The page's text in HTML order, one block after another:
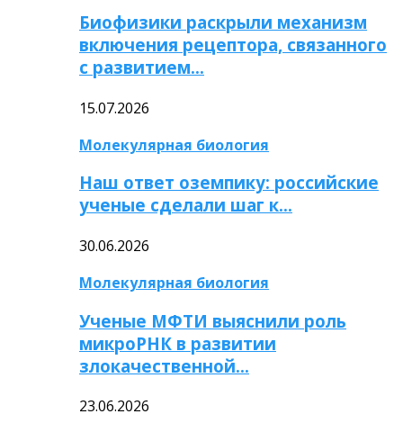
Биофизики раскрыли механизм
включения рецептора, связанного
с развитием…
15.07.2026
Молекулярная биология
Наш ответ оземпику: российские
ученые сделали шаг к…
30.06.2026
Молекулярная биология
Ученые МФТИ выяснили роль
микроРНК в развитии
злокачественной…
23.06.2026